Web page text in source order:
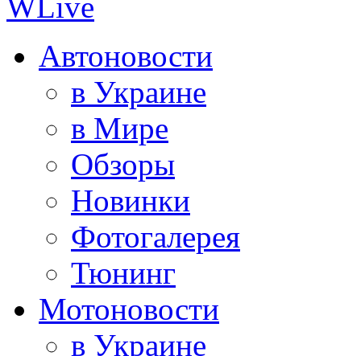
Автоновости
в Украине
в Мире
Обзоры
Новинки
Фотогалерея
Тюнинг
Мотоновости
в Украине